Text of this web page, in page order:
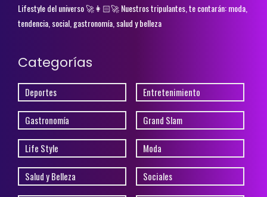
Lifestyle del universo 🚀👩🏻‍🚀 Nuestros tripulantes, te contarán: moda,
tendencia, social, gastronomía, salud y belleza
Categorías
Deportes Entretenimiento
Gastronomía Grand Slam
Life Style Moda
Salud y Belleza Sociales